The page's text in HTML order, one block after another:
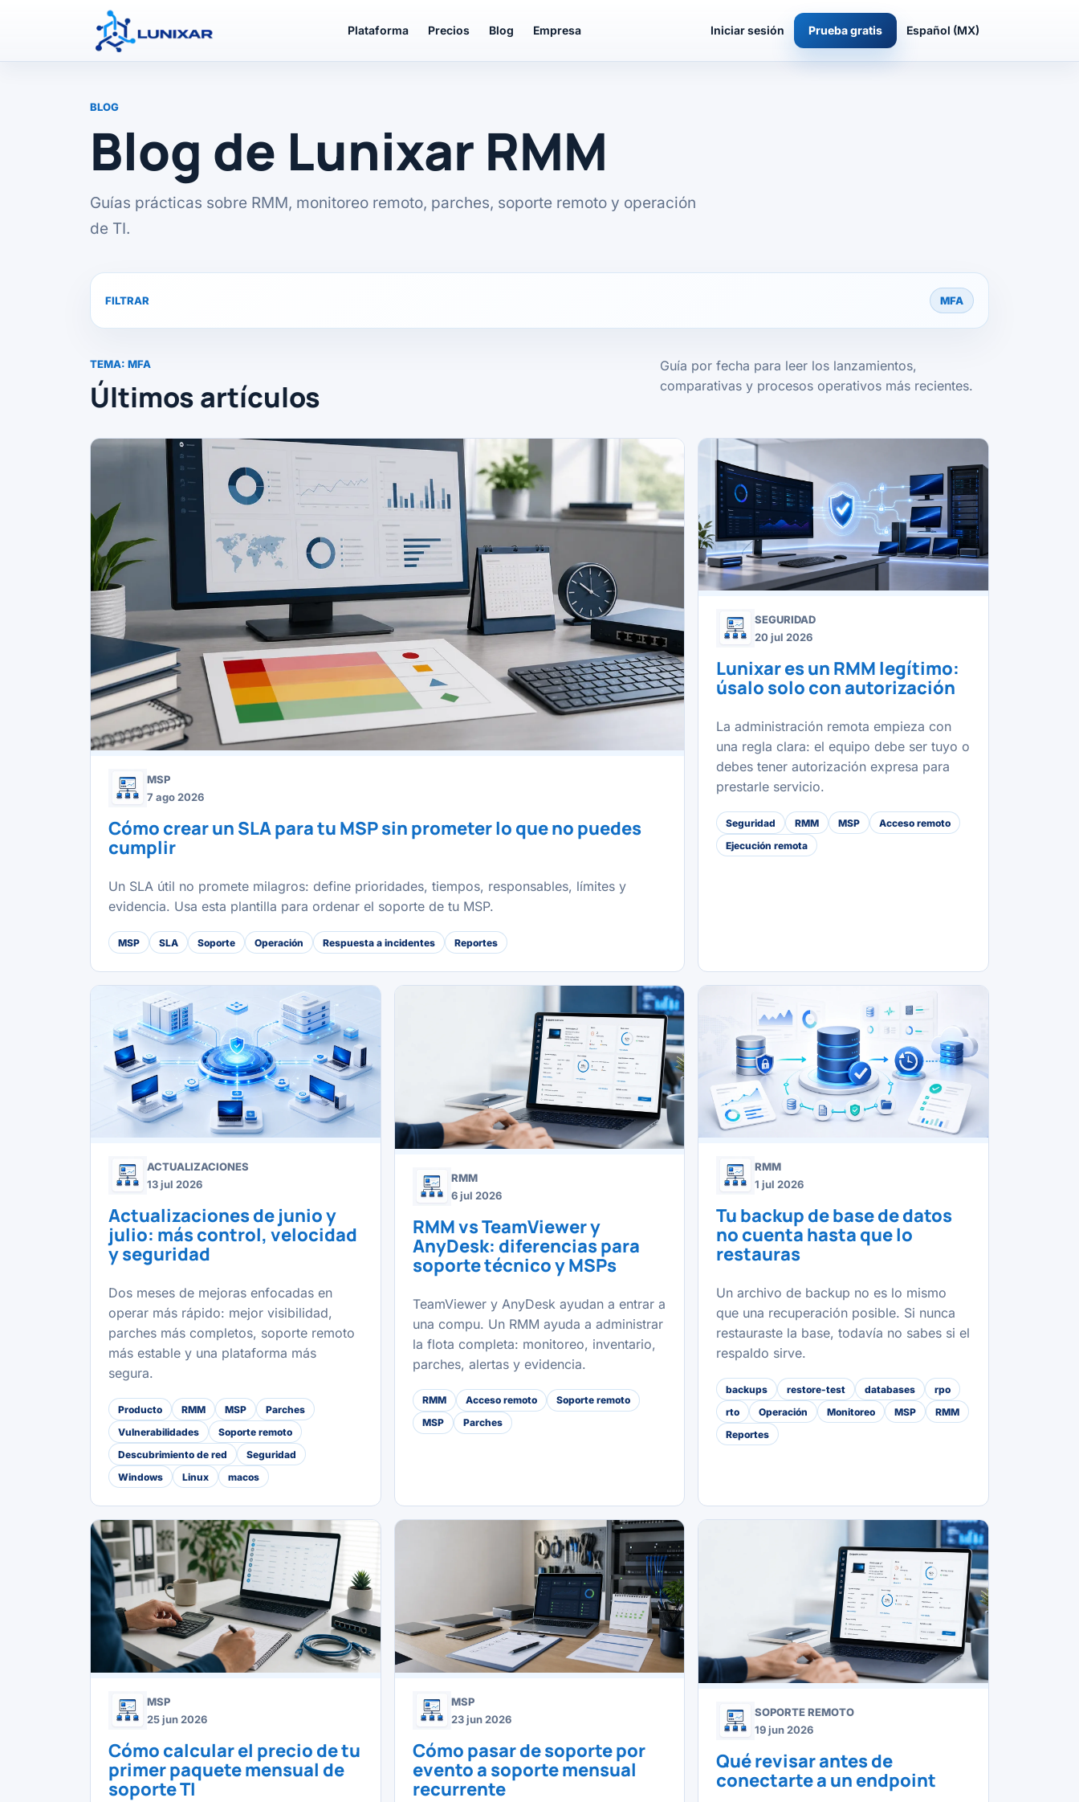
Plataforma Precios Blog Empresa Iniciar sesión Prueba gratis Español (MX)
BLOG
Blog de Lunixar RMM
Guías prácticas sobre RMM, monitoreo remoto, parches, soporte remoto y operación
de TI.
FILTRAR MFA
TEMA: MFA
Últimos artículos
Guía por fecha para leer los lanzamientos,
comparativas y procesos operativos más recientes.
MSP
7 ago 2026
Cómo crear un SLA para tu MSP sin prometer lo que no puedes
cumplir
Un SLA útil no promete milagros: define prioridades, tiempos, responsables, límites y
evidencia. Usa esta plantilla para ordenar el soporte de tu MSP.
MSP SLA Soporte Operación Respuesta a incidentes Reportes
SEGURIDAD
20 jul 2026
Lunixar es un RMM legítimo:
úsalo solo con autorización
La administración remota empieza con
una regla clara: el equipo debe ser tuyo o
debes tener autorización expresa para
prestarle servicio.
Seguridad RMM MSP
Acceso remoto
Ejecución remota
ACTUALIZACIONES
13 jul 2026
Actualizaciones de junio y
julio: más control, velocidad
y seguridad
Dos meses de mejoras enfocadas en
operar más rápido: mejor visibilidad,
parches más completos, soporte remoto
más estable y una plataforma más
segura.
Producto RMM MSP
Parches
Vulnerabilidades
Soporte remoto
Descubrimiento de red
Seguridad
Windows
Linux macos
RMM
6 jul 2026
RMM vs TeamViewer y
AnyDesk: diferencias para
soporte técnico y MSPs
TeamViewer y AnyDesk ayudan a entrar a
una compu. Un RMM ayuda a administrar
la flota completa: monitoreo, inventario,
parches, alertas y evidencia.
RMM Acceso remoto
Soporte remoto
MSP
Parches
RMM
1 jul 2026
Tu backup de base de datos
no cuenta hasta que lo
restauras
Un archivo de backup no es lo mismo
que una recuperación posible. Si nunca
restauraste la base, todavía no sabes si el
respaldo sirve.
backups restore-test databases
rpo
rto
Operación Monitoreo MSP
RMM
Reportes
MSP
25 jun 2026
Cómo calcular el precio de tu
primer paquete mensual de
soporte TI
MSP
23 jun 2026
Cómo pasar de soporte por
evento a soporte mensual
recurrente
SOPORTE REMOTO
19 jun 2026
Qué revisar antes de
conectarte a un endpoint